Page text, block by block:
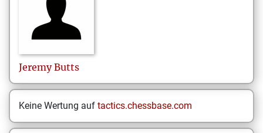
Jeremy Butts
Keine Wertung auf tactics.chessbase.com